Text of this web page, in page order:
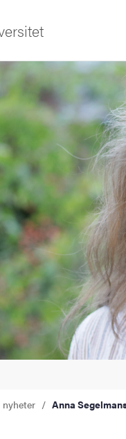
innovation
nyheter Anna